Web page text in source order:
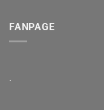
FANPAGE
.